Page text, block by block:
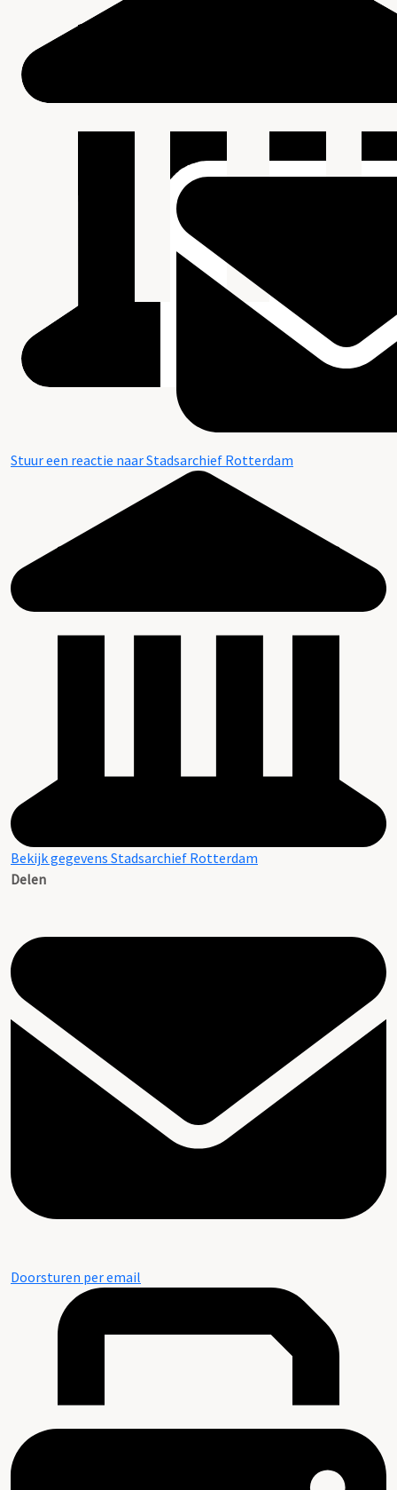
Verwant materiaal
Beschrijving van de series en archiefbestanddelen
Stuur een reactie naar Stadsarchief Rotterdam
Bekijk gegevens Stadsarchief Rotterdam
Delen
Doorsturen per email